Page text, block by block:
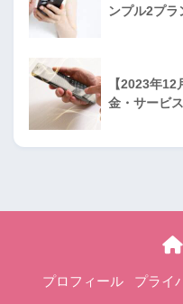
ンプル2プ
【2023年
金・サービ
プロフィール プライ